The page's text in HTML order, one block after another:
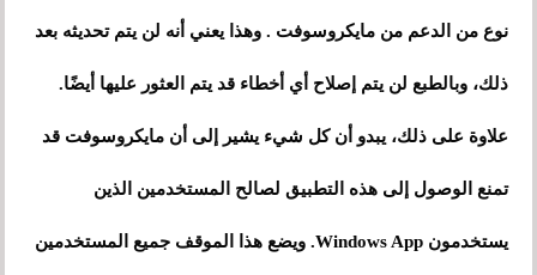
نوع من الدعم من مايكروسوفت . وهذا يعني أنه لن يتم تحديثه بعد
ذلك، وبالطبع لن يتم إصلاح أي أخطاء قد يتم العثور عليها أيضًا.
علاوة على ذلك، يبدو أن كل شيء يشير إلى أن مايكروسوفت قد
تمنع الوصول إلى هذه التطبيق لصالح المستخدمين الذين
يستخدمون Windows App. ويضع هذا الموقف جميع المستخدمين